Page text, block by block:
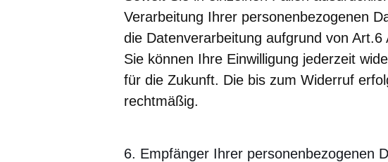
Verarbeitung Ihrer personenbezogenen
die Datenverarbeitung aufgrund von
Sie können Ihre Einwilligung jederzeit
für die Zukunft. Die bis zum Widerruf
rechtmäßig.
6. Empfänger Ihrer personenbezogenen